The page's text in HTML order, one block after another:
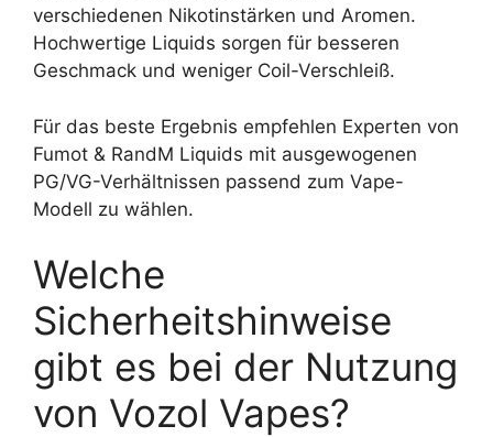
verschiedenen Nikotinstärken und Aromen.
Hochwertige Liquids sorgen für besseren
Geschmack und weniger Coil-Verschleiß.
Für das beste Ergebnis empfehlen Experten von
Fumot & RandM Liquids mit ausgewogenen
PG/VG-Verhältnissen passend zum Vape-
Modell zu wählen.
Welche
Sicherheitshinweise
gibt es bei der Nutzung
von Vozol Vapes?